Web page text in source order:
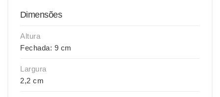
Dimensões
Altura
Fechada: 9 cm
Largura
2,2 cm